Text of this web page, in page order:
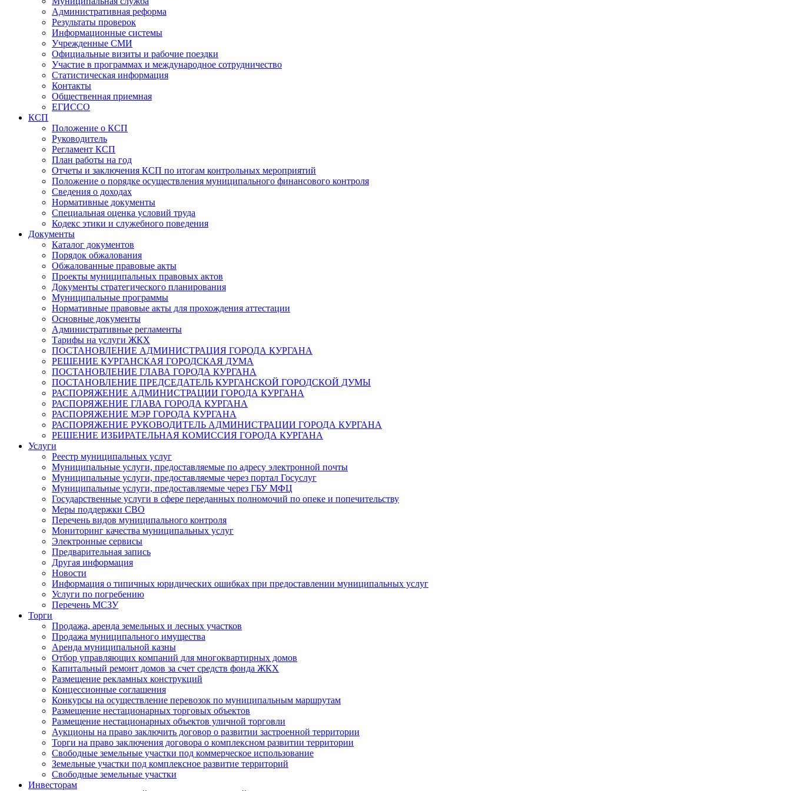
Административная реформа
Результаты проверок
Информационные системы
Учрежденные СМИ
Официальные визиты и рабочие поездки
Участие в программах и международное сотрудничество
Статистическая информация
Контакты
Общественная приемная
ЕГИССО
КСП
Положение о КСП
Руководитель
Регламент КСП
План работы на год
Отчеты и заключения КСП по итогам контрольных мероприятий
Положение о порядке осуществления муниципального финансового контроля
Сведения о доходах
Нормативные документы
Специальная оценка условий труда
Кодекс этики и служебного поведения
Документы
Каталог документов
Порядок обжалования
Обжалованные правовые акты
Проекты муниципальных правовых актов
Документы стратегического планирования
Муниципальные программы
Нормативные правовые акты для прохождения аттестации
Основные документы
Административные регламенты
Тарифы на услуги ЖКХ
ПОСТАНОВЛЕНИЕ АДМИНИСТРАЦИЯ ГОРОДА КУРГАНА
РЕШЕНИЕ КУРГАНСКАЯ ГОРОДСКАЯ ДУМА
ПОСТАНОВЛЕНИЕ ГЛАВА ГОРОДА КУРГАНА
ПОСТАНОВЛЕНИЕ ПРЕДСЕДАТЕЛЬ КУРГАНСКОЙ ГОРОДСКОЙ ДУМЫ
РАСПОРЯЖЕНИЕ АДМИНИСТРАЦИИ ГОРОДА КУРГАНА
РАСПОРЯЖЕНИЕ ГЛАВА ГОРОДА КУРГАНА
РАСПОРЯЖЕНИЕ МЭР ГОРОДА КУРГАНА
РАСПОРЯЖЕНИЕ РУКОВОДИТЕЛЬ АДМИНИСТРАЦИИ ГОРОДА КУРГАНА
РЕШЕНИЕ ИЗБИРАТЕЛЬНАЯ КОМИССИЯ ГОРОДА КУРГАНА
Услуги
Реестр муниципальных услуг
Муниципальные услуги, предоставляемые по адресу электронной почты
Муниципальные услуги, предоставляемые через портал Госуслуг
Муниципальные услуги, предоставляемые через ГБУ МФЦ
Государственные услуги в сфере переданных полномочий по опеке и попечительству
Меры поддержки СВО
Перечень видов муниципального контроля
Мониторинг качества муниципальных услуг
Электронные сервисы
Предварительная запись
Другая информация
Новости
Информация о типичных юридических ошибках при предоставлении муниципальных услуг
Услуги по погребению
Перечень МСЗУ
Торги
Продажа, аренда земельных и лесных участков
Продажа муниципального имущества
Аренда муниципальной казны
Отбор управляющих компаний для многоквартирных домов
Капитальный ремонт домов за счет средств фонда ЖКХ
Размещение рекламных конструкций
Концессионные соглашения
Конкурсы на осуществление перевозок по муниципальным маршрутам
Размещение нестационарных торговых объектов
Размещение нестационарных объектов уличной торговли
Аукционы на право заключить договор о развитии застроенной территории
Торги на право заключения договора о комплексном развитии территории
Свободные земельные участки под коммерческое использование
Земельные участки под комплексное развитие территорий
Свободные земельные участки
Инвесторам